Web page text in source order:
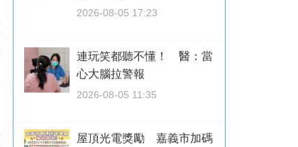
2026-08-05 17:23
連玩笑都聽不懂！ 醫：當
心大腦拉警報
2026-08-05 11:35
屋頂光電獎勵 嘉義市加碼